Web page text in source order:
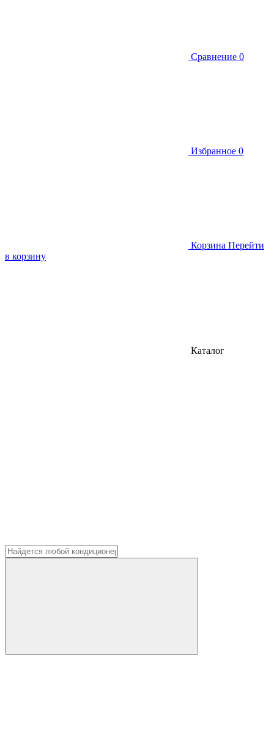
Сравнение 0
Избранное 0
Корзина Перейти
в корзину
Каталог